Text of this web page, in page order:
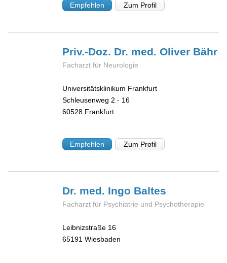
Empfehlen Zum Profil
Priv.-Doz. Dr. med. Oliver Bähr
Facharzt für Neurologie
Universitätsklinikum Frankfurt
Schleusenweg 2 - 16
60528 Frankfurt
Empfehlen Zum Profil
Dr. med. Ingo Baltes
Facharzt für Psychiatrie und Psychotherapie
Leibnizstraße 16
65191 Wiesbaden